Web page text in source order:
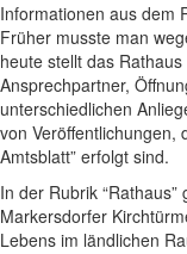
Informationen aus dem
Früher musste man
heute stellt das
Ansprechpartner,
unterschiedlichen
von Veröffentlichungen,
Amtsblatt” erfolgt sind.
In der Rubrik
Markersdorfer
Lebens im ländlichen